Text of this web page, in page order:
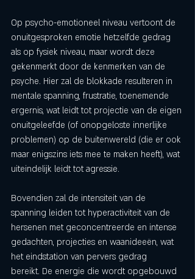
Op psycho-emotioneel niveau vertoont de
onuitgesproken emotie hetzelfde gedrag
als op fysiek niveau, maar wordt deze
gekenmerkt door de kenmerken van de
psyche. Hier zal de blokkade resulteren in
mentale spanning, frustratie, toenemende
ergernis, wat leidt tot projectie van de eigen
onuitgeleefde (of onopgeloste innerlijke
problemen) op de buitenwereld (die er ook
maar enigszins iets mee te maken heeft), wat
uiteindelijk leidt tot agressie.
Bovendien zal de intensiteit van de
spanning leiden tot hyperactiviteit van de
hersenen met geconcentreerde en intense
gedachten, projecties en waanideeën, wat
het eindstation van pervers gedrag
bereikt. De energie die wordt opgebouwd